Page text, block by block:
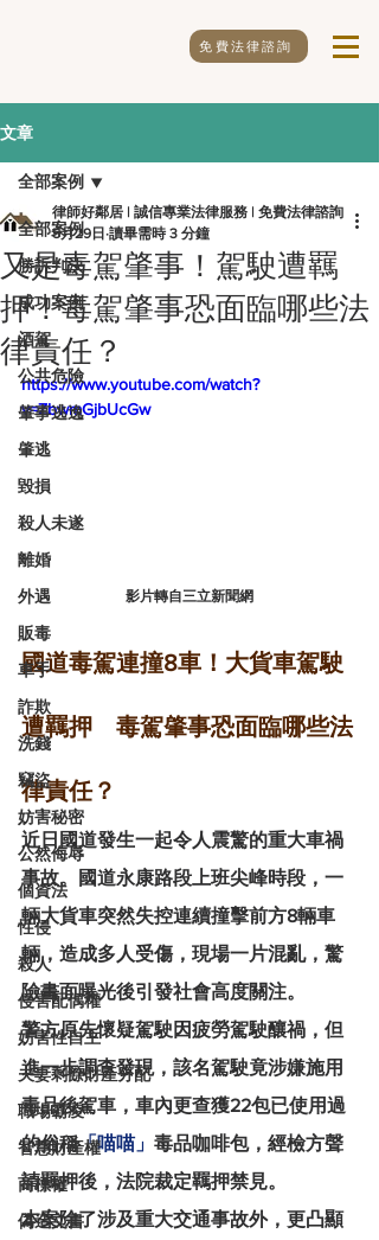
免費法律諮詢
文章
全部案例
勝訴判決
成功案例
酒駕
公共危險
肇事逃逸
肇逃
毀損
殺人未遂
離婚
外遇
販毒
車手
詐欺
洗錢
竊盜
妨害秘密
公然侮辱
個資法
性侵
殺人
侵害配偶權
妨害性自主
夫妻剩餘財產分配
職場霸凌
智慧財產權
商標權
偽造文書
全部案例
又是毒駕肇事！駕駛遭羈
押！毒駕肇事恐面臨哪些法
律責任？
律師好鄰居 | 誠信專業法律服務 | 免費法律諮詢
5月29日 讀畢需時 3 分鐘
https://www.youtube.com/watch?
v=ZbwmGjbUcGw
影片轉自三立新聞網
國道毒駕連撞8車！大貨車駕駛
遭羈押　毒駕肇事恐面臨哪些法
律責任？
近日國道發生一起令人震驚的重大車禍
事故。國道永康路段上班尖峰時段，一
輛大貨車突然失控連續撞擊前方8輛車
輛，造成多人受傷，現場一片混亂，驚
險畫面曝光後引發社會高度關注。
警方原先懷疑駕駛因疲勞駕駛釀禍，但
進一步調查發現，該名駕駛竟涉嫌施用
毒品後駕車，車內更查獲22包已使用過
的俗稱「喵喵」 毒品咖啡包，經檢方聲
請羈押後，法院裁定羈押禁見。
本案除了涉及重大交通事故外，更凸顯